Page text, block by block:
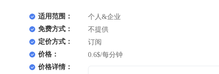
适用范围：
个人&企业
免费方式：
不提供
定价方式：
订阅
价格：
0.6$/每分钟
价格详情：